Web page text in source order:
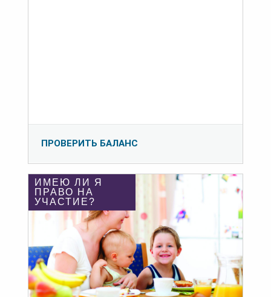
ПРОВЕРИТЬ БАЛАНС
ИМЕЮ ЛИ Я
ПРАВО НА
УЧАСТИЕ?